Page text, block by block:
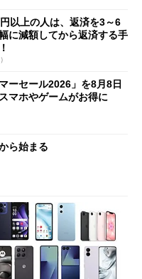
以上の人は、返済を3～6
に減額してから返済する手
ーセール2026」を8月8日
マホやゲームがお得に
ら始まる